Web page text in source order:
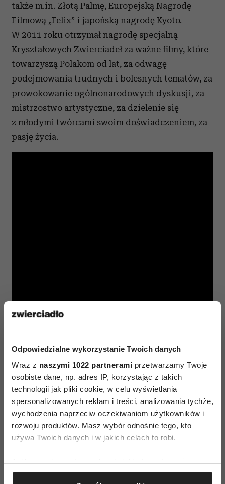
Odpowiedzialne wykorzystanie Twoich danych
Wraz z naszymi 1022 partnerami przetwarzamy Twoje
osobiste dane, np. adres IP, korzystając z takich
technologii jak pliki cookie, w celu wyświetlania
spersonalizowanych reklam i treści, analizowania tychże,
wychodzenia naprzeciw oczekiwaniom użytkowników i
rozwoju produktów. Masz wybór odnośnie tego, kto
używa Twoich danych i w jakich celach to robi.
Jeśli wyrazisz na to zgodę, chcielibyśmy również:
Gromadzić dane dotyczące Twojej lokalizacji
także m.in. Złotą Palmę, Europejską Nagrodę
Filmową „Felix” i japońską nagrodę Kyoto.
W 2011 roku otrzymał nagrodę specjalną
Kryształowych Zwierciadeł za ważne filmy, które
towarzyszą Polakom od lat, za odwagę
podejmowania trudnych i bolesnych tematów, za
prowokowanie ogólnonarodowych dyskusji, za
mistrzostwo artystyczne, za dzielenie się
z młodymi twórcami swoim doświadczeniem, za
pasję życia.
AUTOPROMOCJA